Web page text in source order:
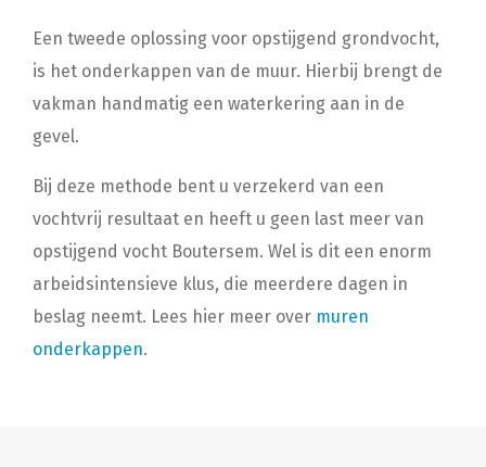
Een tweede oplossing voor opstijgend grondvocht,
is het onderkappen van de muur. Hierbij brengt de
vakman handmatig een waterkering aan in de
gevel.
Bij deze methode bent u verzekerd van een
vochtvrij resultaat en heeft u geen last meer van
opstijgend vocht Boutersem. Wel is dit een enorm
arbeidsintensieve klus, die meerdere dagen in
beslag neemt. Lees hier meer over muren
onderkappen.